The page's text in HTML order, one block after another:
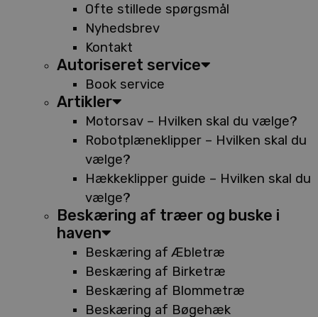
Ofte stillede spørgsmål
Nyhedsbrev
Kontakt
Autoriseret service
Book service
Artikler
Motorsav – Hvilken skal du vælge?
Robotplæneklipper – Hvilken skal du
vælge?
Hækkeklipper guide – Hvilken skal du
vælge?
Beskæring af træer og buske i
haven
Beskæring af Æbletræ
Beskæring af Birketræ
Beskæring af Blommetræ
Beskæring af Bøgehæk